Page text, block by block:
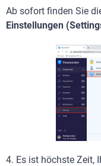
Ab sofort finden Sie
Einstellungen
4. Es ist höchste Zeit,